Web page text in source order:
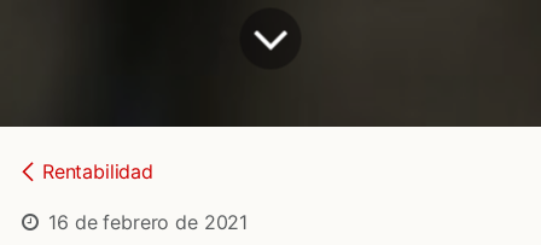
Rentabilidad
16 de febrero de 2021